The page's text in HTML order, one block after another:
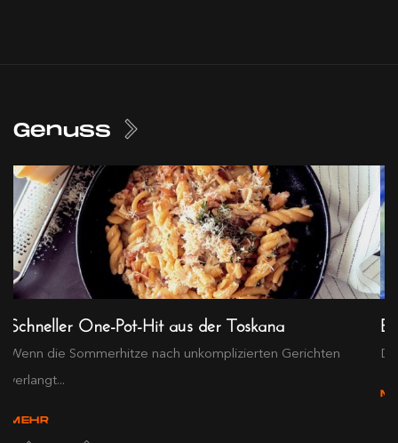
Genuss
Schneller One-Pot-Hit aus der Toskana
Wenn die Sommerhitze nach unkomplizierten Gerichten
verlangt...
MEHR